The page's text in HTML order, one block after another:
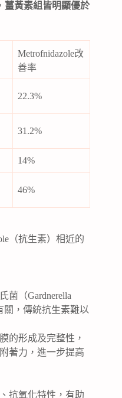
薑黃素組皆明顯優於
Metrofnidazole改
善率
22.3%
31.2%
14%
46%
（抗生素）相近的
菌（Gardnerella
關，傳統抗生素難以
的形成及完整性，
著力，進一步提高
抗氧化特性，有助